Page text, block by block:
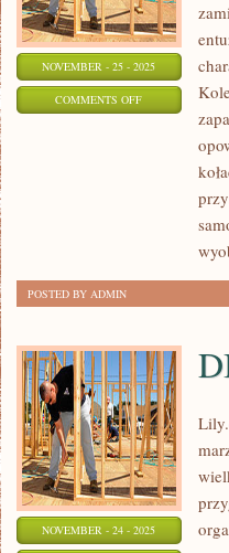
NOVEMBER - 25 - 2025
COMMENTS OFFON
WYNALAZKI
POSTED BY ADMIN
NOVEMBER - 24 - 2025